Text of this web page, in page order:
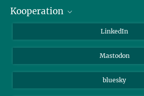
Journalisten
Kooperation
Max-Planck-Gesellschaft
Beutenberg Campus e.V.
LinkedIn
Mastodon
bluesky